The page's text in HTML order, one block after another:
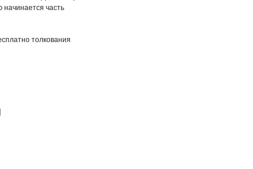
начинается часть
толкования